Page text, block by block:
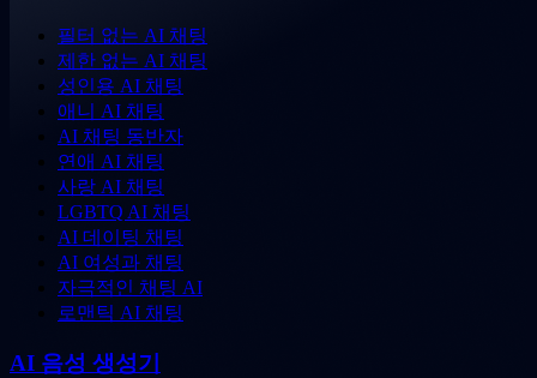
필터 없는 AI 채팅
제한 없는 AI 채팅
성인용 AI 채팅
애니 AI 채팅
AI 채팅 동반자
연애 AI 채팅
사랑 AI 채팅
LGBTQ AI 채팅
AI 데이팅 채팅
AI 여성과 채팅
자극적인 채팅 AI
로맨틱 AI 채팅
AI 음성 생성기